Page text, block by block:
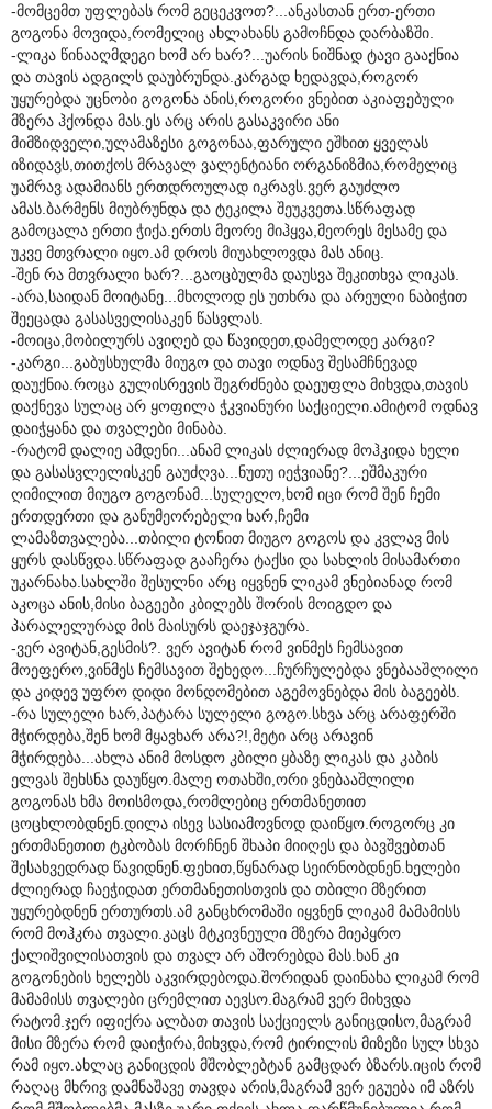
-მომცემთ უფლებას რომ გეცეკვოთ?...ანკასთან ერთ-ერთი
გოგონა მოვიდა,რომელიც ახლახანს გამოჩნდა დარბაზში.
-ლიკა წინააღმდეგი ხომ არ ხარ?...უარის ნიშნად ტავი გააქნია
და თავის ადგილს დაუბრუნდა.კარგად ხედავდა,როგორ
უყურებდა უცნობი გოგონა ანის,როგორი ვნებით აკიაფებული
მზერა ჰქონდა მას.ეს არც არის გასაკვირი ანი
მიმზიდველი,ულამაზესი გოგონაა,ფარული ეშხით ყველას
იზიდავს,თითქოს მრავალ ვალენტიანი ორგანიზმია,რომელიც
უამრავ ადამიანს ერთდროულად იკრავს.ვერ გაუძლო
ამას.ბარმენს მიუბრუნდა და ტეკილა შეუკვეთა.სწრაფად
გამოცალა ერთი ჭიქა.ერთს მეორე მიჰყვა,მეორეს მესამე და
უკვე მთვრალი იყო.ამ დროს მიუახლოვდა მას ანიც.
-შენ რა მთვრალი ხარ?...გაოცბულმა დაუსვა შეკითხვა ლიკას.
-არა,საიდან მოიტანე...მხოლოდ ეს უთხრა და არეული ნაბიჭით
შეეცადა გასასველისაკენ წასვლას.
-მოიცა,მობილურს ავიღებ და წავიდეთ,დამელოდე კარგი?
-კარგი...გაბუსხულმა მიუგო და თავი ოდნავ შესამჩნევად
დაუქნია.როცა გულისრევის შეგრძნება დაეუფლა მიხვდა,თავის
დაქნევა სულაც არ ყოფილა ჭკვიანური საქციელი.ამიტომ ოდნავ
დაიჭყანა და თვალები მინაბა.
-რატომ დალიე ამდენი...ანამ ლიკას ძლიერად მოჰკიდა ხელი
და გასასვლელისკენ გაუძღვა...ნუთუ იეჭვიანე?...ეშმაკური
ღიმილით მიუგო გოგონამ...სულელო,ხომ იცი რომ შენ ჩემი
ერთდერთი და განუმეორებელი ხარ,ჩემი
ლამაზთვალება...თბილი ტონით მიუგო გოგოს და კვლავ მის
ყურს დასწვდა.სწრაფად გააჩერა ტაქსი და სახლის მისამართი
უკარნახა.სახლში შესულნი არც იყვნენ ლიკამ ვნებიანად რომ
აკოცა ანის,მისი ბაგეები კბილებს შორის მოიგდო და
პარალელურად მის მაისურს დაეჯაჯგურა.
-ვერ ავიტან,გესმის?. ვერ ავიტან რომ ვინმეს ჩემსავით
მოეფერო,ვინმეს ჩემსავით შეხედო...ჩურჩულებდა ვნებააშლილი
და კიდევ უფრო დიდი მონდომებით აგემოვნებდა მის ბაგეებს.
-რა სულელი ხარ,პატარა სულელი გოგო.სხვა არც არაფერში
მჭირდება,შენ ხომ მყავხარ არა?!,მეტი არც არავინ
მჭირდება...ახლა ანიმ მოსდო კბილი ყბაზე ლიკას და კაბის
ელვას შეხსნა დაუწყო.მალე ოთახში,ორი ვნებააშლილი
გოგონას ხმა მოისმოდა,რომლებიც ერთმანეთით
ცოცხლობდნენ.დილა ისევ სასიამოვნოდ დაიწყო.როგორც კი
ერთმანეთით ტკბობას მორჩნენ შხაპი მიიღეს და ბავშვებთან
შესახვედრად წავიდნენ.ფეხით,წყნარად სეირნობდნენ.ხელები
ძლიერად ჩაეჭიდათ ერთმანეთისთვის და თბილი მზერით
უყურებდნენ ერთურთს.ამ განცხრომაში იყვნენ ლიკამ მამამისს
რომ მოჰკრა თვალი.კაცს მტკივნეული მზერა მიეპყრო
ქალიშვილისათვის და თვალ არ აშორებდა მას.ხან კი
გოგონების ხელებს აკვირდებოდა.შორიდან დაინახა ლიკამ რომ
მამამისს თვალები ცრემლით აევსო.მაგრამ ვერ მიხვდა
რატომ.ჯერ იფიქრა ალბათ თავის საქციელს განიცდისო,მაგრამ
მისი მზერა რომ დაიჭირა,მიხვდა,რომ ტირილის მიზეზი სულ სხვა
რამ იყო.ახლაც განიცდის მშობლებტან გამცდარ ბზარს.იცის რომ
რაღაც მხრივ დამნაშავე თავდა არის,მაგრამ ვერ ეგუება იმ აზრს